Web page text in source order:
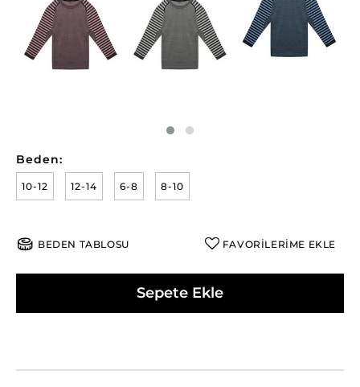
Beden:
10-12 12-14 6-8 8-10
BEDEN TABLOSU FAVORİLERİME EKLE
Sepete Ekle